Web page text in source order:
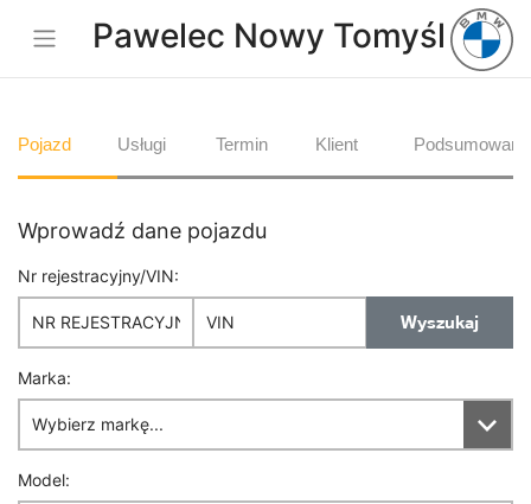
Pawelec Nowy Tomyśl
Pojazd Usługi Termin Klient
Wprowadź dane pojazdu
Nr rejestracyjny/VIN:
Wyszukaj
Marka:
Model: